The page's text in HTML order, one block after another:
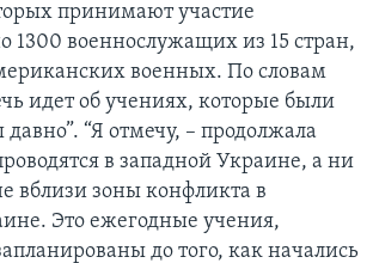
принимают участие
1300 военнослужащих из 15 стран,
военных. По словам
идет об учениях, которые были
“Я отмечу, – продолжала
в западной Украине, а ни
вблизи зоны конфликта в
Это ежегодные учения,
до того, как начались